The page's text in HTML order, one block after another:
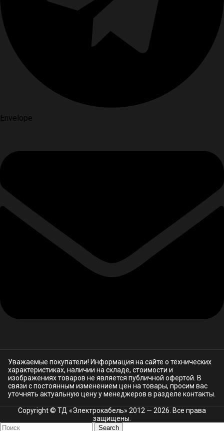
Envelope
Уважаемые покупатели! Информация на сайте о технических
характеристиках, наличии на складе, стоимости и
изображениях товаров не является публичной офертой. В
связи с постоянным изменением цен на товары, просим вас
уточнять актуальную цену у менеджеров в разделе контакты.
Copyright © ТД «Электрокабель»​ 2012 — 2026. Все права
защищены.
Search